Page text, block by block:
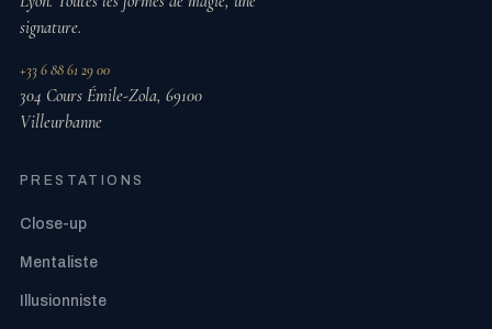
signature.
+33 6 88 61 29 00
304 Cours Émile-Zola, 69100
Villeurbanne
PRESTATIONS
Close-up
Mentaliste
Illusionniste